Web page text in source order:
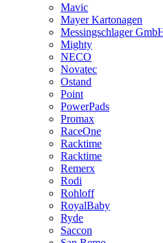
Mavic
Mayer Kartonagen
Messingschlager
Mighty
NECO
Novatec
Ostand
Point
PowerPads
Promax
RaceOne
Racktime
Racktime
Remerx
Rodi
Rohloff
RoyalBaby
Ryde
Saccon